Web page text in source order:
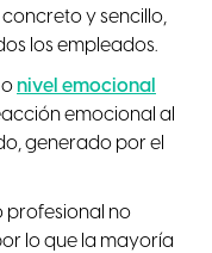
concreto y sencillo,
los empleados.
onivel emocional
emocional al
generado por el
profesional no
lo que la mayoría